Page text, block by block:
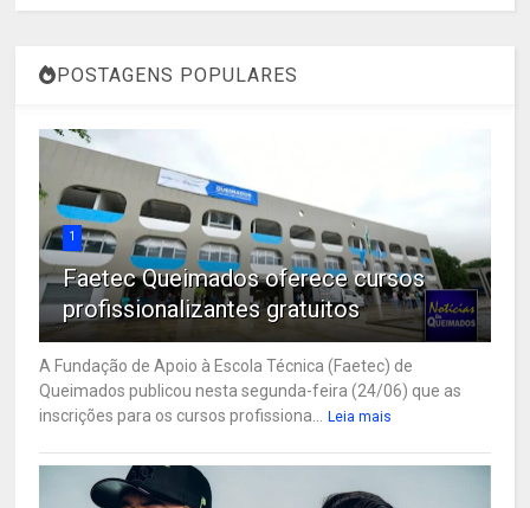
POSTAGENS POPULARES
1
Faetec Queimados oferece cursos
profissionalizantes gratuitos
A Fundação de Apoio à Escola Técnica (Faetec) de
Queimados publicou nesta segunda-feira (24/06) que as
inscrições para os cursos profissiona...
Leia mais